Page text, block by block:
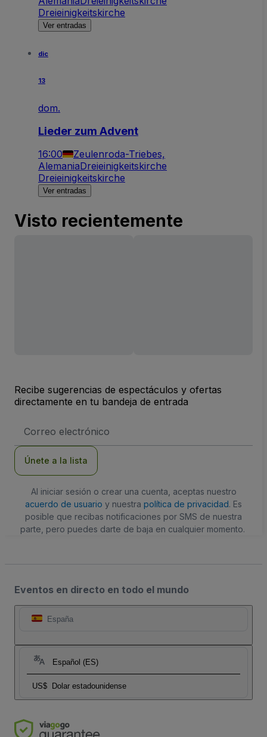
Dreieinigkeitskirche
Ver entradas
dic
13
dom.
Lieder zum Advent
16:00
Zeulenroda-Triebes,
AlemaniaDreieinigkeitskirche
Dreieinigkeitskirche
Ver entradas
Visto recientemente
Recibe sugerencias de espectáculos y ofertas
directamente en tu bandeja de entrada
de
Únete a la lista
Al iniciar sesión o crear una cuenta, aceptas nuestro
acuerdo de usuario y nuestra política de privacidad. Es
posible que recibas notificaciones por SMS de nuestra
parte, pero puedes darte de baja en cualquier momento.
Eventos en directo en todo el mundo
España
Español (ES)
US$ Dolar estadounidense